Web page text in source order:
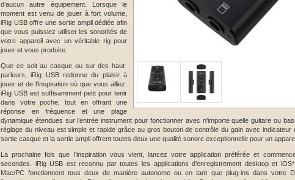
d’aucun autre équipement. Lorsque le
moment est venu de jouer à fort volume,
iRig USB offre une sortie ampli dédiée afin
que vous puissiez utiliser les sonorités de
votre appareil avec un véritable rig pour
jouer et vous produire.
Que ce soit au casque ou sur des haut-
parleurs, iRig USB redonne du plaisir à
jouer et de l’inspiration où que vous alliez.
iRig USB est suffisamment petit pour tenir
dans votre poche, tout en offrant une
réponse en fréquence et une plage
dynamique étendues sur l’entrée instrument pour fonctionner avec n’importe quelle guitare ou
réglage du niveau est simple et rapide grâce au gros bouton de contrôle du gain avec indicateur
sortie casque et la sortie ampli offrent toutes deux une qualité sonore exceptionnelle pour un
La prochaine fois que l’inspiration vous vient, lancez votre application préférée et
secondes. iRig USB est reconnu par toutes les applications d’enregistrement desktop et
Mac/PC fonctionnent tous deux de manière autonome ou en tant que plug-ins dans votre